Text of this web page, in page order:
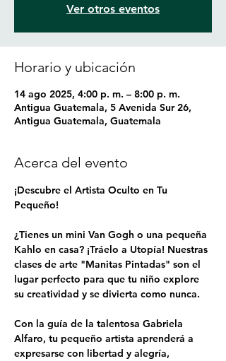
Ver otros eventos
Horario y ubicación
14 ago 2025, 4:00 p. m. – 8:00 p. m.
Antigua Guatemala, 5 Avenida Sur 26,
Antigua Guatemala, Guatemala
Acerca del evento
¡Descubre el Artista Oculto en Tu
Pequeño!
¿Tienes un mini Van Gogh o una pequeña
Kahlo en casa? ¡Tráelo a Utopía! Nuestras
clases de arte "Manitas Pintadas" son el
lugar perfecto para que tu niño explore
su creatividad y se divierta como nunca.
Con la guía de la talentosa Gabriela
Alfaro, tu pequeño artista aprenderá a
expresarse con libertad y alegría,